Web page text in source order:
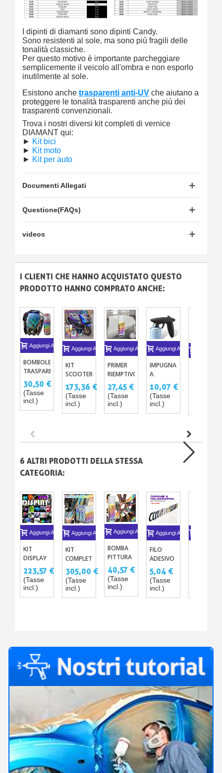
I dipinti di diamanti sono dipinti Candy.
Sono resistenti al sole, ma sono più fragili delle
tonalità classiche.
Per questo motivo è importante parcheggiare
semplicemente il veicolo all'ombra e non esporlo
inutilmente al sole.
Esistono anche trasparenti anti-UV che aiutano a
proteggere le tonalità trasparenti anche più dei
trasparenti convenzionali.
Trova i nostri diversi kit completi di vernice
DIAMANT qui:
► Kit bici
► Kit moto
► Kit per auto
Documenti Allegati
Questione(FAQs)
videos
I CLIENTI CHE HANNO ACQUISTATO QUESTO
PRODOTTO HANNO COMPRATO ANCHE:
Aggiungi Al Carrello
BOMBOLETTA
TRASPARENTE
UHS
290ML
30,50 €
(Tasse
incl.)
Aggiungi Al Carrello
KIT
SCOOTER
VERNICE
CAMALEONTE
SCO
173,36 €
(Tasse
incl.)
Aggiungi Al Carrello
PRIMER
RIEMPTIVO
BICOMPONENTE
- SPRAY
290 ML
27,45 €
(Tasse
incl.)
Aggiungi Al Carrello
IMPUGNATURA
A
PISTOLA
PER
SPRAY
10,07 €
(Tasse
incl.)
6 ALTRI PRODOTTI DELLA STESSA
CATEGORIA:
Aggiungi Al Carrello
KIT
DISPLAY
-
CAMPIONI
DI
VERNICE
223,57 €
(Tasse
incl.)
Aggiungi Al Carrello
KIT
COMPLETO
DI
VERNICIATURA
PRISMATICA
SCOOTER
305,00 €
(Tasse
incl.)
Aggiungi Al Carrello
BOMBA
PITTURA
EFFETTO
3D
HOLOGRAM
- 400ML
40,57 €
(Tasse
incl.)
Aggiungi Al Carrello
FILO
ADESIVO
DI
STRIPING
CROMATO
5,04 €
(Tasse
incl.)
VARIANTI